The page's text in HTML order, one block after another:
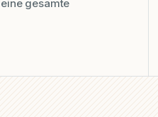
gesamte